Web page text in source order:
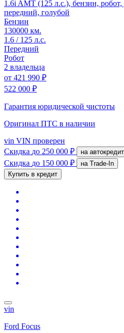
1.6i AMT (125 л.с.), бензин,
передний, голубой
Бензин
130000 км.
1.6 / 125 л.с.
Передний
Робот
2 владельца
от 421 990 ₽
522 000 ₽
Гарантия юридической чистоты
Оригинал ПТС в наличии
vin VIN проверен
Скидка до 250 000 ₽ на автокредит
Скидка до 150 000 ₽
на Trade-In
Купить в кредит
vin
Ford Focus